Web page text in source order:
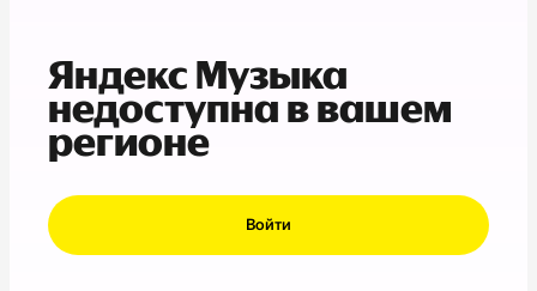
Яндекс Музыка
недоступна в вашем
регионе
Войти